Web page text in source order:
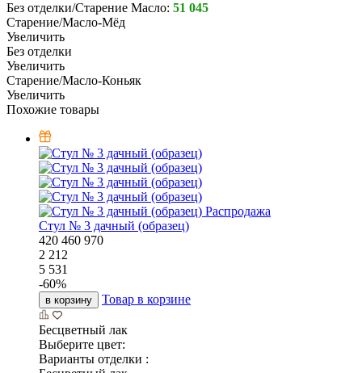
Без отделки/Старение Масло: 51 045
Старение/Масло-Мёд
Увеличить
Без отделки
Увеличить
Старение/Масло-Коньяк
Увеличить
Похожие товары
Распродажа
Стул № 3 дачный (образец)
420 460 970
2 212
5 531
-60%
в корзину Товар в корзине
Бесцветный лак
Выберите цвет:
Варианты отделки :